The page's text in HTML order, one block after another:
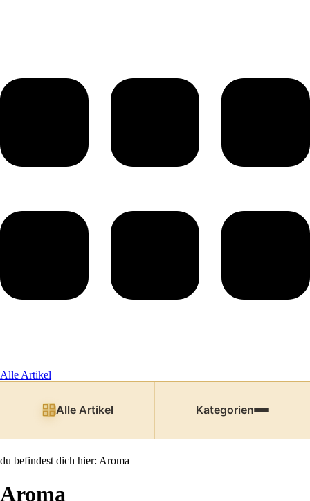
Alle Artikel
Alle Artikel Kategorien
du befindest dich hier: Aroma
Aroma